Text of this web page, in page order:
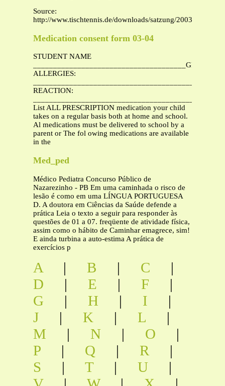
Source:
http://www.tischtennis.de/downloads/satzung/2003_2004/
Medication consent form 03-04
STUDENT NAME
ALLERGIES:
REACTION:
List ALL PRESCRIPTION medication your child
takes on a regular basis both at home and school.
Al medications must be delivered to school by a
parent or The fol owing medications are available
in the
Med_ped
Médico Pediatra Concurso Público de
Nazarezinho - PB Em uma caminhada o risco de
lesão é como em uma LÍNGUA PORTUGUESA
D. A doutora em Ciências da Saúde defende a
prática Leia o texto a seguir para responder às
questões de 01 a 07. freqüente de atividade física,
assim como o hábito de Caminhar emagrece, sim!
E ainda turbina a auto-estima A prática de
exercícios p
A | B | C
|
D
| E | F
|
G
| H | I
|
J
| K | L
|
M
| N | O
|
P
| Q | R
|
S
| T | U
|